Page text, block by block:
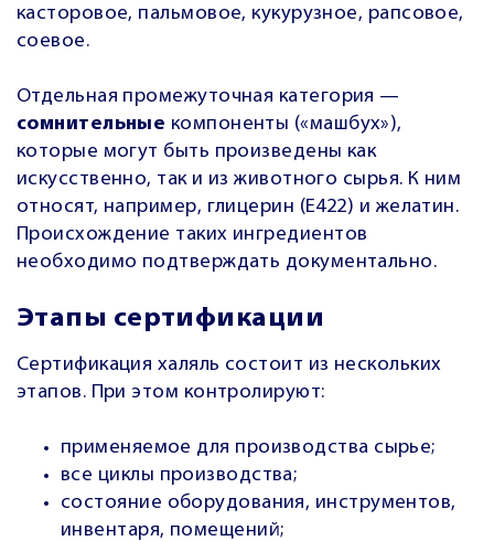
касторовое, пальмовое, кукурузное, рапсовое,
соевое.
Отдельная промежуточная категория —
сомнительные компоненты («машбух»),
которые могут быть произведены как
искусственно, так и из животного сырья. К ним
относят, например, глицерин (Е422) и желатин.
Происхождение таких ингредиентов
необходимо подтверждать документально.
Этапы сертификации
Сертификация халяль состоит из нескольких
этапов. При этом контролируют:
применяемое для производства сырье;
все циклы производства;
состояние оборудования, инструментов,
инвентаря, помещений;